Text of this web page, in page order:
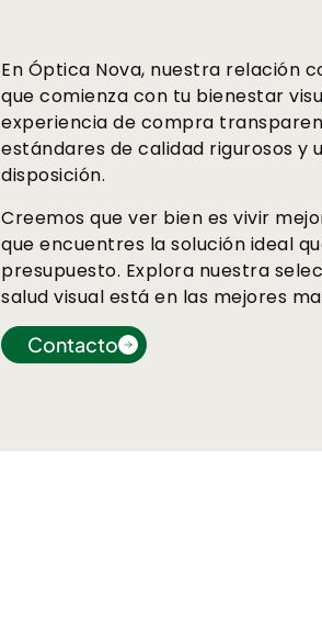
En Óptica Nova, nuestra relación
que comienza con tu bienestar
experiencia de compra
estándares de calidad rigurosos y
disposición.
Creemos que ver bien es vivir
que encuentres la solución ideal
presupuesto. Explora nuestra
salud visual está en las mejores
Contacto